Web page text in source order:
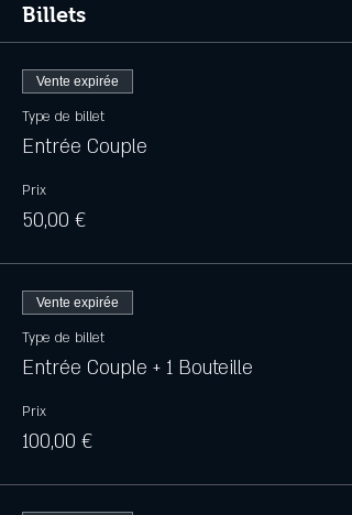
Billets
Vente expirée
Type de billet
Entrée Couple
Prix
50,00 €
Vente expirée
Type de billet
Entrée Couple + 1 Bouteille
Prix
100,00 €